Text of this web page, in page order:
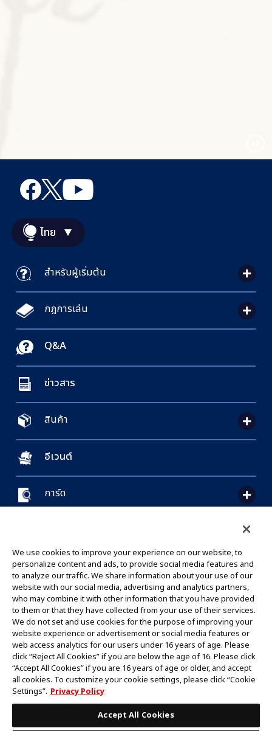
ไทย
สำหรับผู้เริ่มต้น
กฎการเล่น
Q&A
ข่าวสาร
สินค้า
อีเวนต์
การ์ด
GLOBAL ENTRANCE
©Eiichiro Oda/Shueisha
©Eiichiro Oda/Shueisha, Toei Animation
ห้ามคัดลอกรูปภาพ,ข้อความและข้อมูลทั้งหมดในเว็บไซต์นี้โดยไม่ได้รับอนุญาต
โปรดทราบว่ารูปภาพในเว็บไซต์นี้อาจแตกต่างจากสินค้าจริงที่อยู่ระหว่างการพัฒนา
*Apple และโลโก้ Apple เป็นเครื่องหมายการค้าของบริษัท Apple Inc.
*Google Play และโลโก้ Google Play เป็นเครื่องหมายการค้าหรือจดทะเบียน
เครื่องหมายการค้าของบริษัท Google LLC.
We use cookies to improve your experience on our website, to
personalize content and ads, to provide social media features and
to analyze our traffic. We share information about your use of our
website with our social media, advertising and analytics partners,
who may combine it with other information that you have provided
to them or that they have collected from your use of their services.
We do not set and use cookies for the purpose of improving your
website experience or advertisement or social media features or
web access analytics for our users under 16 years of age. Please
click “Reject All Cookies” if you are below the age of 16. Please click
“Accept All Cookies” if you are 16 years of age or older, and accept
all cookies. To customize your cookie settings, please click “Cookie
Settings”. Privacy Policy
Accept All Cookies